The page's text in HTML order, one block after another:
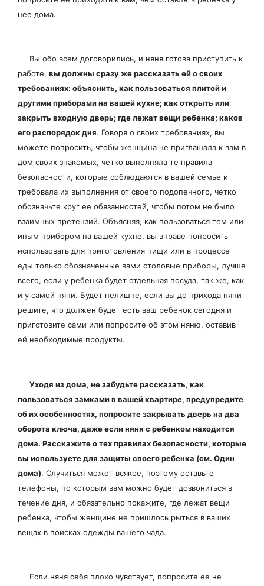
нее дома.
Вы обо всем договорились, и няня готова приступить к
работе, вы должны сразу же рассказать ей о своих
требованиях: объяснить, как пользоваться плитой и
другими приборами на вашей кухне; как открыть или
закрыть входную дверь; где лежат вещи ребенка; каков
его распорядок дня. Говоря о своих требованиях, вы
можете попросить, чтобы женщина не приглашала к вам в
дом своих знакомых, четко выполняла те правила
безопасности, которые соблюдаются в вашей семье и
требовала их выполнения от своего подопечного, четко
обозначьте круг ее обязанностей, чтобы потом не было
взаимных претензий. Объясняя, как пользоваться тем или
иным прибором на вашей кухне, вы вправе попросить
использовать для приготовления пищи или в процессе
еды только обозначенные вами столовые приборы, лучше
всего, если у ребенка будет отдельная посуда, так же, как
и у самой няни. Будет нелишне, если вы до прихода няни
решите, что должен будет есть ваш ребенок сегодня и
приготовите сами или попросите об этом няню, оставив
ей необходимые продукты.
Уходя из дома, не забудьте рассказать, как
пользоваться замками в вашей квартире, предупредите
об их особенностях, попросите закрывать дверь на два
оборота ключа, даже если няня с ребенком находится
дома. Расскажите о тех правилах безопасности, которые
вы используете для защиты своего ребенка (см. Один
дома). Случиться может всякое, поэтому оставьте
телефоны, по которым вам можно будет дозвониться в
течение дня, и обязательно покажите, где лежат вещи
ребенка, чтобы женщине не пришлось рыться в ваших
вещах в поисках одежды вашего чада.
Если няня себя плохо чувствует, попросите ее не